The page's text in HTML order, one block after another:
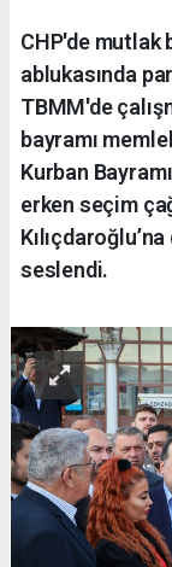
CHP'de mutlak
ablukasında
TBMM'de
bayramı
Kurban
erken seçim
seslendi.